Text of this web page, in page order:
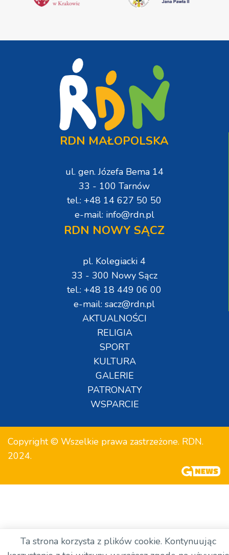
RDN MAŁOPOLSKA
ul. gen. Józefa Bema 14
33 - 100 Tarnów
tel.: +48 14 627 50 50
e-mail: info@rdn.pl
RDN NOWY SĄCZ
pl. Kolegiacki 4
33 - 300 Nowy Sącz
tel.: +48 18 449 06 00
e-mail: sacz@rdn.pl
AKTUALNOŚCI
RELIGIA
SPORT
KULTURA
GALERIE
PATRONATY
WSPARCIE
Copyright © Wszelkie prawa zastrzeżone. RDN.
2024.
Ta strona korzysta z plików cookie. Kontynuując